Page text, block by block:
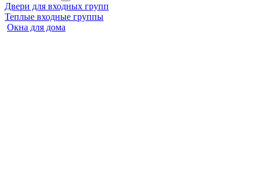
Двери для входных групп
Теплые входные группы
Окна для дома